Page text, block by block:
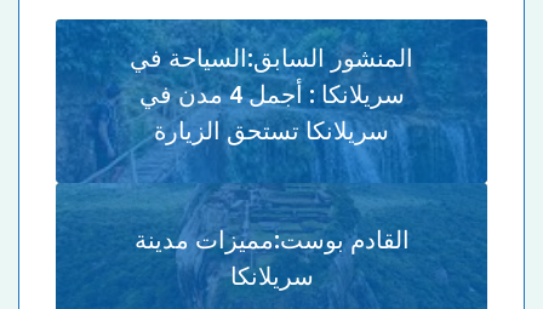
المنشور السابق:السياحة في
سريلانكا : أجمل 4 مدن في
سريلانكا تستحق الزيارة
القادم بوست:مميزات مدينة
سريلانكا